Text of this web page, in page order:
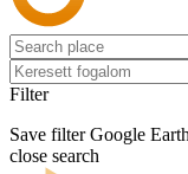
Filter
Save filter Google Earth
close search